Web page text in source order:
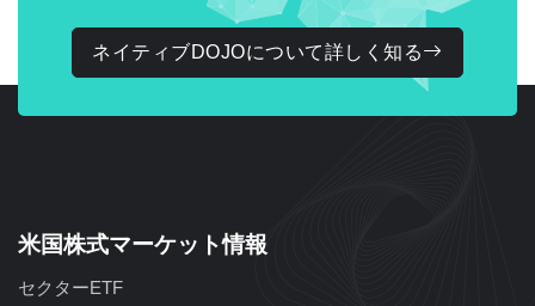
ネイティブDOJOについて詳しく知る
米国株式マーケット情報
セクターETF